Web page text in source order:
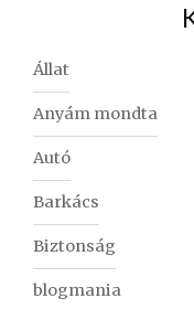
Állat
Anyám mondta
Autó
Barkács
Biztonság
blogmania